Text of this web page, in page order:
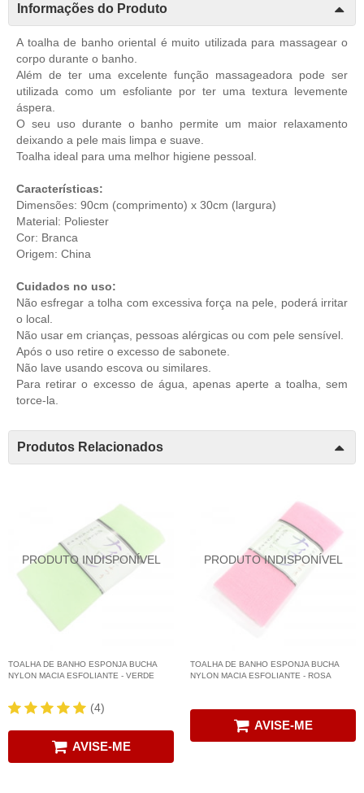
Informações do Produto
A toalha de banho oriental é muito utilizada para massagear o
corpo durante o banho.
Além de ter uma excelente função massageadora pode ser
utilizada como um esfoliante por ter uma textura levemente
áspera.
O seu uso durante o banho permite um maior relaxamento
deixando a pele mais limpa e suave.
Toalha ideal para uma melhor higiene pessoal.
Características:
Dimensões: 90cm (comprimento) x 30cm (largura)
Material: Poliester
Cor: Branca
Origem: China
Cuidados no uso:
Não esfregar a tolha com excessiva força na pele, poderá irritar
o local.
Não usar em crianças, pessoas alérgicas ou com pele sensível.
Após o uso retire o excesso de sabonete.
Não lave usando escova ou similares.
Para retirar o excesso de água, apenas aperte a toalha, sem
torce-la.
Produtos Relacionados
TOALHA DE BANHO ESPONJA BUCHA
NYLON MACIA ESFOLIANTE - VERDE
(4)
AVISE-ME
TOALHA DE BANHO ESPONJA BUCHA
NYLON MACIA ESFOLIANTE - ROSA
AVISE-ME